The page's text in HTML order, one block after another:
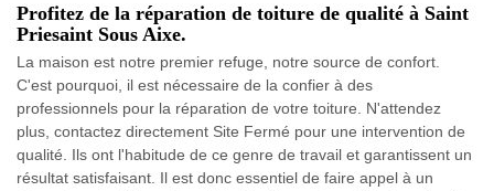
Profitez de la réparation de toiture de qualité à Saint
Priesaint Sous Aixe.
La maison est notre premier refuge, notre source de confort.
C'est pourquoi, il est nécessaire de la confier à des
professionnels pour la réparation de votre toiture. N'attendez
plus, contactez directement Site Fermé pour une intervention de
qualité. Ils ont l'habitude de ce genre de travail et garantissent un
résultat satisfaisant. Il est donc essentiel de faire appel à un